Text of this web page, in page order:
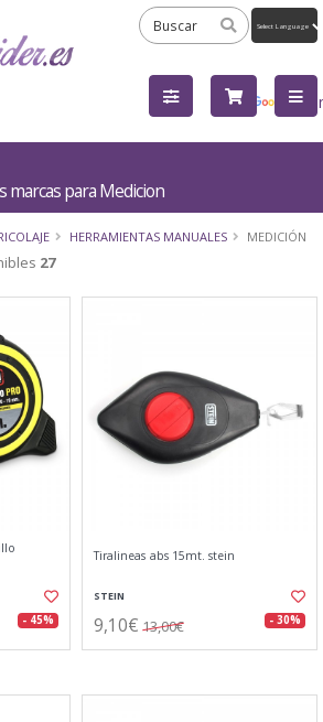
by
marcas para Medicion
HERRAMIENTAS MANUALES MEDICIÓN
27
- 45%
Tiralineas abs 15mt. stein
STEIN
9,10€ 13,00€ - 30%